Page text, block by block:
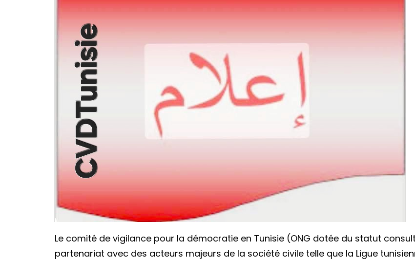
Le comité de vigilance pour la démocratie en Tunisie (ONG dotée du statut
partenariat avec des acteurs majeurs de la société civile telle que la Ligue